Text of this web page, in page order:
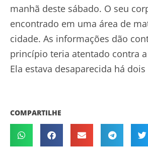
manhã deste sábado. O seu
encontrado em uma área de
cidade. As informações dão
princípio teria atentado contra
Ela estava desaparecida há dois
COMPARTILHE